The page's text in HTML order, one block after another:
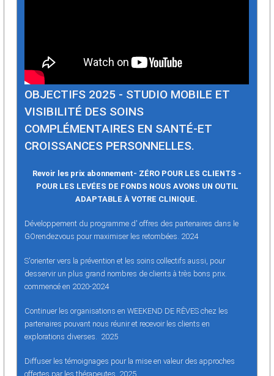
OBJECTIFS 2025 - STUDIO MOBILE ET
VISIBILITÉ DES SOINS
COMPLÉMENTAIRES EN SANTÉ-ET
CROISSANCES PERSONNELLES.
Revoir les prix abonnement- ZÉRO POUR LES CLIENTS -
POUR LES LEVÉES DE FONDS NOUS AVONS UN OUTIL
ADAPTABLE À VOTRE CLINIQUE.
Développement du programme d' offres des partenaires dans le
GOrendezvous pour maximiser les retombées. 2024
S'orienter vers la prévention et les soins collectifs aussi, pour
desservir un plus grand nombres de clients à très bons prix.
commencé en 2020-2024
Continuer les organisations en WEEKEND DE RÊVES chez les
partenaires pouvant nous réunir et recevoir les clients en
explorations diverses. 2025
Diffuser les témoignages pour la mise en valeur des approches
offertes par les thérapeutes. 2025